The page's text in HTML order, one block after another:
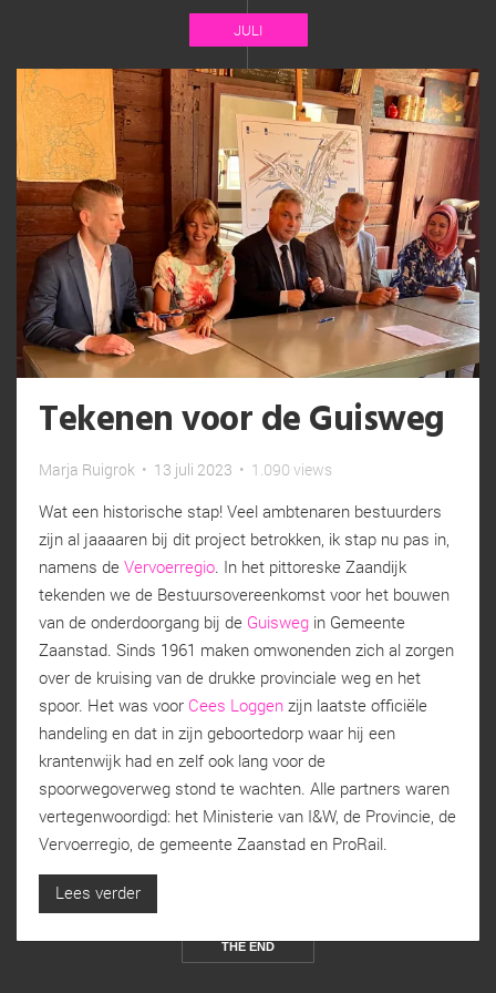
JULI
Tekenen voor de Guisweg
Marja Ruigrok • 13 juli 2023 • 1.090 views
Wat een historische stap! Veel ambtenaren bestuurders
zijn al jaaaaren bij dit project betrokken, ik stap nu pas in,
namens de Vervoerregio. In het pittoreske Zaandijk
tekenden we de Bestuursovereenkomst voor het bouwen
van de onderdoorgang bij de Guisweg in Gemeente
Zaanstad. Sinds 1961 maken omwonenden zich al zorgen
over de kruising van de drukke provinciale weg en het
spoor. Het was voor Cees Loggen zijn laatste officiële
handeling en dat in zijn geboortedorp waar hij een
krantenwijk had en zelf ook lang voor de
spoorwegoverweg stond te wachten. Alle partners waren
vertegenwoordigd: het Ministerie van I&W, de Provincie, de
Vervoerregio, de gemeente Zaanstad en ProRail.
Lees verder
THE END